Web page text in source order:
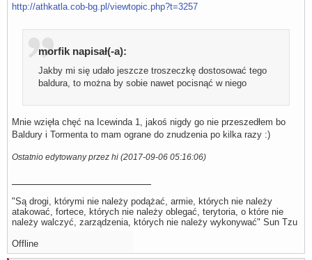
http://athkatla.cob-bg.pl/viewtopic.php?t=3257
morfik napisał(-a):
Jakby mi się udało jeszcze troszeczkę dostosować tego
baldura, to można by sobie nawet pocisnąć w niego
Mnie wzięła chęć na Icewinda 1, jakoś nigdy go nie przeszedłem bo
Baldury i Tormenta to mam ograne do znudzenia po kilka razy :)
Ostatnio edytowany przez hi (2017-09-06 05:16:06)
"Są drogi, którymi nie należy podążać, armie, których nie należy
atakować, fortece, których nie należy oblegać, terytoria, o które nie
należy walczyć, zarządzenia, których nie należy wykonywać" Sun Tzu
Offline